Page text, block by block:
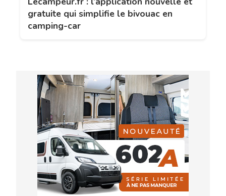
gratuite qui simplifie le bivouac en
camping-car